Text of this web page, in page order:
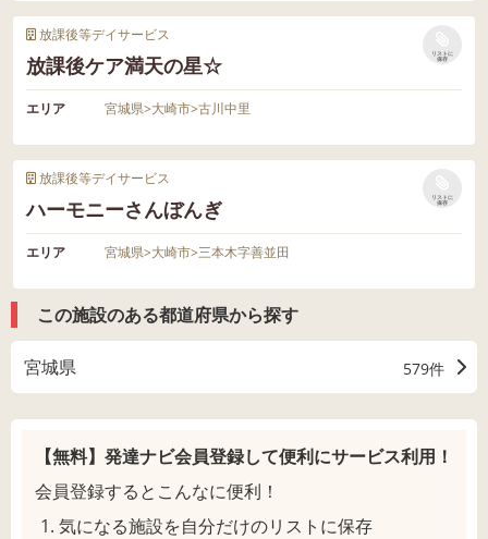
放課後等デイサービス
放課後ケア満天の星☆
リストに
保存
エリア 宮城県>大崎市>古川中里
放課後等デイサービス
ハーモニーさんぼんぎ
リストに
保存
エリア 宮城県>大崎市>三本木字善並田
この施設のある都道府県から探す
宮城県 579件
【無料】発達ナビ会員登録して便利にサービス利用！
会員登録するとこんなに便利！
気になる施設を自分だけのリストに保存